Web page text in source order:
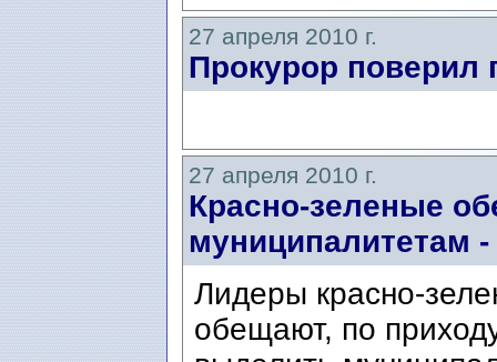
27 апреля 2010 г.
Прокурор поверил
27 апреля 2010 г.
Красно-зеленые
муниципалитетам
Лидеры красно-
обещают, по